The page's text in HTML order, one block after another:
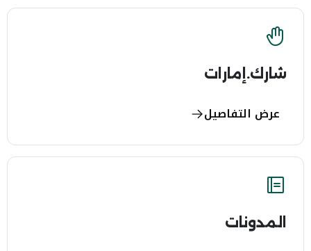
شارك.إمارات
عرض التفاصيل
المدونات